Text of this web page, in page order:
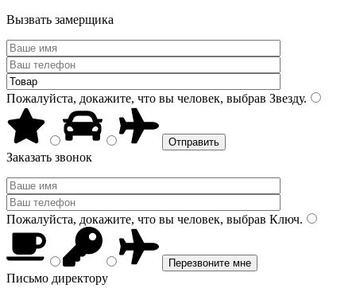
Вызвать замерщика
Пожалуйста, докажите, что вы человек, выбрав Звезду.
Заказать звонок
Пожалуйста, докажите, что вы человек, выбрав Ключ.
Письмо директору